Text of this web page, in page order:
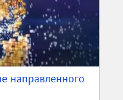
направленного